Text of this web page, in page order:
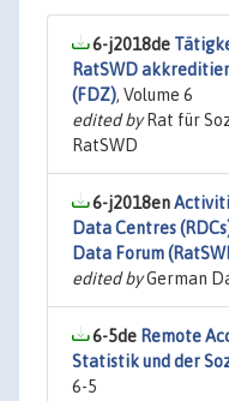
6-j2018de
RatSWD
(FDZ), Volume 6
edited byRat für
RatSWD
6-j2018en
Data Centres
Data Forum
edited byGerman
6-5de Remote
Statistik und der
6-5